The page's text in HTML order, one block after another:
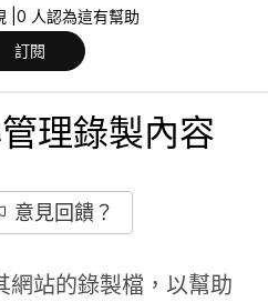
| 0 人認為這有幫助
訂閱
理錄製內容
意見回饋？
網站的錄製檔，以幫助